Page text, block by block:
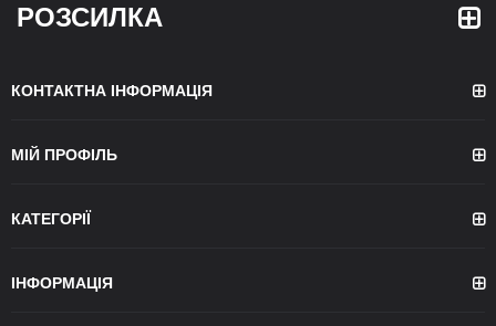
РОЗСИЛКА
КОНТАКТНА ІНФОРМАЦІЯ
МІЙ ПРОФІЛЬ
КАТЕГОРІЇ
ІНФОРМАЦІЯ